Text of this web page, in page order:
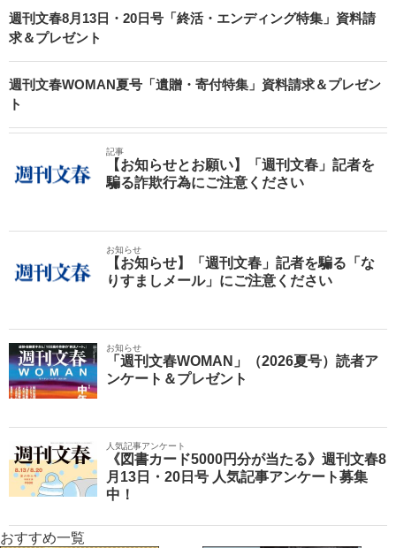
週刊文春8月13日・20日号「終活・エンディング特集」資料請
求＆プレゼント
週刊文春WOMAN夏号「遺贈・寄付特集」資料請求＆プレゼン
ト
記事
【お知らせとお願い】「週刊文春」記者を
騙る詐欺行為にご注意ください
お知らせ
【お知らせ】「週刊文春」記者を騙る「な
りすましメール」にご注意ください
お知らせ
「週刊文春WOMAN」（2026夏号）読者ア
ンケート＆プレゼント
人気記事アンケート
《図書カード5000円分が当たる》週刊文春8
月13日・20日号 人気記事アンケート募集
中！
おすすめ一覧